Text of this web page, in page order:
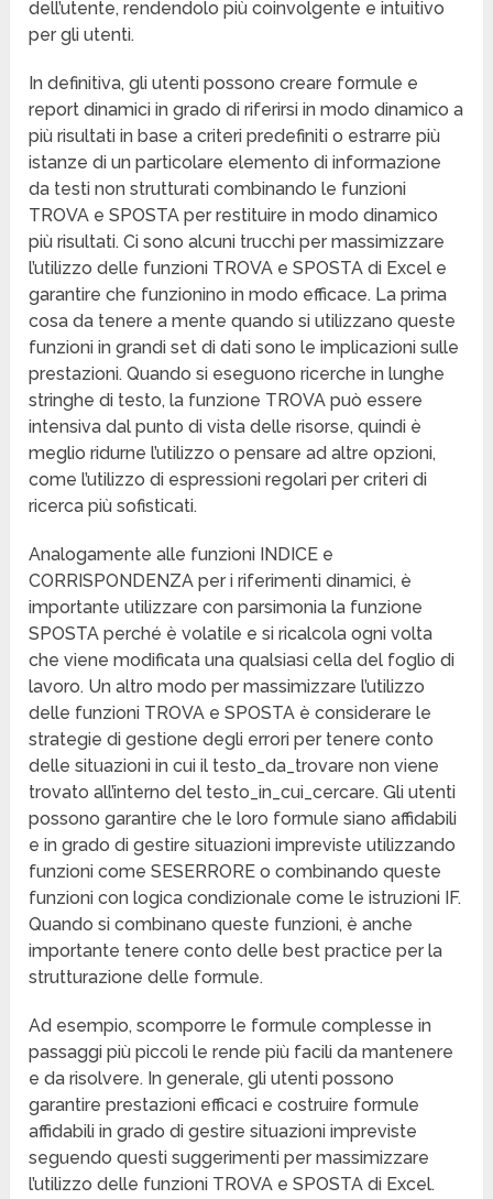
dell’utente, rendendolo più coinvolgente e intuitivo
per gli utenti.
In definitiva, gli utenti possono creare formule e
report dinamici in grado di riferirsi in modo dinamico a
più risultati in base a criteri predefiniti o estrarre più
istanze di un particolare elemento di informazione
da testi non strutturati combinando le funzioni
TROVA e SPOSTA per restituire in modo dinamico
più risultati. Ci sono alcuni trucchi per massimizzare
l’utilizzo delle funzioni TROVA e SPOSTA di Excel e
garantire che funzionino in modo efficace. La prima
cosa da tenere a mente quando si utilizzano queste
funzioni in grandi set di dati sono le implicazioni sulle
prestazioni. Quando si eseguono ricerche in lunghe
stringhe di testo, la funzione TROVA può essere
intensiva dal punto di vista delle risorse, quindi è
meglio ridurne l’utilizzo o pensare ad altre opzioni,
come l’utilizzo di espressioni regolari per criteri di
ricerca più sofisticati.
Analogamente alle funzioni INDICE e
CORRISPONDENZA per i riferimenti dinamici, è
importante utilizzare con parsimonia la funzione
SPOSTA perché è volatile e si ricalcola ogni volta
che viene modificata una qualsiasi cella del foglio di
lavoro. Un altro modo per massimizzare l’utilizzo
delle funzioni TROVA e SPOSTA è considerare le
strategie di gestione degli errori per tenere conto
delle situazioni in cui il testo_da_trovare non viene
trovato all’interno del testo_in_cui_cercare. Gli utenti
possono garantire che le loro formule siano affidabili
e in grado di gestire situazioni impreviste utilizzando
funzioni come SESERRORE o combinando queste
funzioni con logica condizionale come le istruzioni IF.
Quando si combinano queste funzioni, è anche
importante tenere conto delle best practice per la
strutturazione delle formule.
Ad esempio, scomporre le formule complesse in
passaggi più piccoli le rende più facili da mantenere
e da risolvere. In generale, gli utenti possono
garantire prestazioni efficaci e costruire formule
affidabili in grado di gestire situazioni impreviste
seguendo questi suggerimenti per massimizzare
l’utilizzo delle funzioni TROVA e SPOSTA di Excel.